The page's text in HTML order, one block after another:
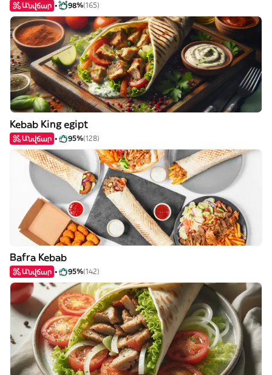
Անվճար 98%(165)
Kebab King egipt
Անվճար 95%(128)
Bafra Kebab
Անվճար 95%(142)